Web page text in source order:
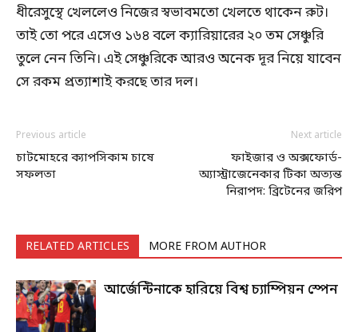
ধীরেসুস্থে খেললেও নিজের স্বভাবমতো খেলতে থাকেন রুট।
তাই তো পরে এসেও ১৬৪ বলে ক্যারিয়ারের ২০ তম সেঞ্চুরি
তুলে নেন তিনি। এই সেঞ্চুরিকে আরও অনেক দূর নিয়ে যাবেন
সে রকম প্রত্যাশাই করছে তার দল।
Previous article
চাটমোহরে ক্যাপসিকাম চাষে
সফলতা
Next article
ফাইজার ও অক্সফোর্ড-
অ্যাস্ট্রাজেনেকার টিকা অত্যন্ত
নিরাপদ: ব্রিটেনের জরিপ
RELATED ARTICLES MORE FROM AUTHOR
আর্জেন্টিনাকে হারিয়ে বিশ্ব চ্যাম্পিয়ন স্পেন